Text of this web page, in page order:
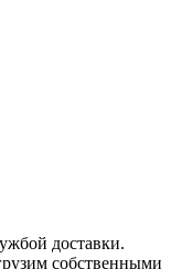
доставки.
собственными